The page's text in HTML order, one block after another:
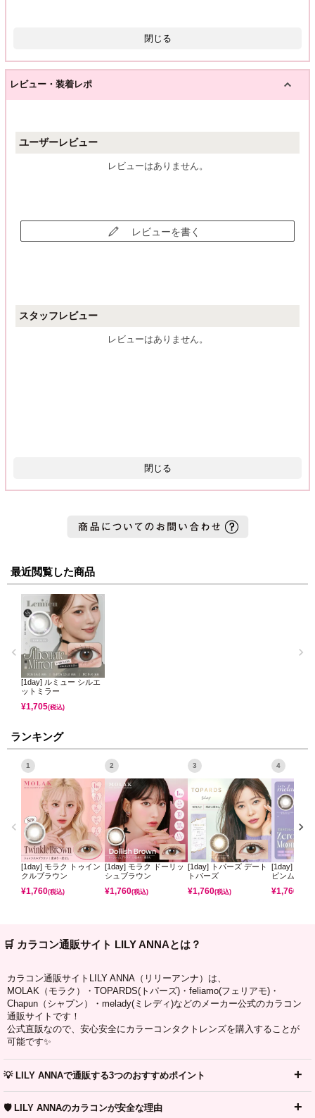
閉じる
レビュー・装着レポ
ユーザーレビュー
レビューはありません。
レビューを書く
スタッフレビュー
レビューはありません。
閉じる
最近閲覧した商品
[1day] ルミュー シルエ
ットミラー
¥1,705(税込)
ランキング
1
[1day] モラク トゥイン
クルブラウン
¥1,760(税込)
2
[1day] モラク ドーリッ
シュブラウン
¥1,760(税込)
3
[1day] トパーズ デート
トパーズ
¥1,760(税込)
4
[1day] ミレ
ピンムーン
¥1,760
🛒 カラコン通販サイト LILY ANNAとは？
カラコン通販サイトLILY ANNA（リリーアンナ）は、
MOLAK（モラク）・TOPARDS(トパーズ)・feliamo(フェリアモ)・
Chapun（シャプン）・melady(ミレディ)などのメーカー公式のカラコン
通販サイトです！
公式直販なので、安心安全にカラーコンタクトレンズを購入することが
可能です✨
💡 LILY ANNAで通販する3つのおすすめポイント
🛡️ LILY ANNAのカラコンが安全な理由